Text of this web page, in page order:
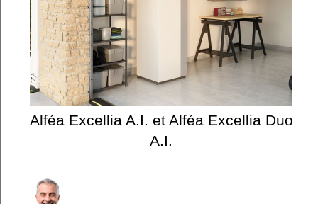
Alféa Excellia A.I. et Alféa Excellia Duo
A.I.